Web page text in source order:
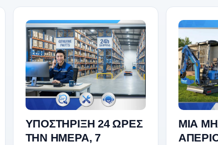
ΥΠΟΣΤΗΡΙΞΗ 24 ΩΡΕΣ
ΤΗΝ ΗΜΕΡΑ, 7
ΜΙΑ